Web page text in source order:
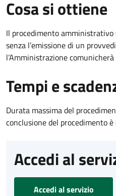
Cosa si ottiene
Il procedimento
senza l’emissione di un
l’Amministrazione
Tempi e
Durata massima del
conclusione del procedimento
Accedi al
Accedi al servizio